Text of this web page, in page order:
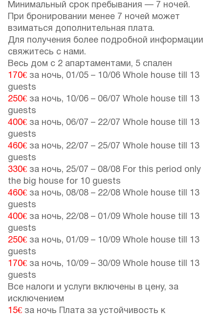
Минимальный срок пребывания — 7 ночей.
При бронировании менее 7 ночей может
взиматься дополнительная плата.
Для получения более подробной информации
свяжитесь с нами.
Весь дом с 2 апартаментами, 5 спален
170€ за ночь, 01/05 – 10/06 Whole house till 13
guests
250€ за ночь, 10/06 – 06/07 Whole house till 13
guests
400€ за ночь, 06/07 – 22/07 Whole house till 13
guests
460€ за ночь, 22/07 – 25/07 Whole house till 13
guests
330€ за ночь, 25/07 – 08/08 For this period only
the big house for 10 guests
460€ за ночь, 08/08 – 22/08 Whole house till 13
guests
400€ за ночь, 22/08 – 01/09 Whole house till 13
guests
250€ за ночь, 01/09 – 10/09 Whole house till 13
guests
170€ за ночь, 10/09 – 30/09 Whole house till 13
guests
Все налоги и услуги включены в цену, за
исключением
15€ за ночь Плата за устойчивость к